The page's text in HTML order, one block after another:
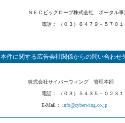
ＮＥＣビッグローブ株式会社 ポータル
電話： （０３）６４７９－５７０１
本件に関する広告会社関係からの問い合わせ
株式会社サイバーウィング 管理本部
電話： （０３）５４３５－０２３１
E-Mail： info@cyberwing.co.jp